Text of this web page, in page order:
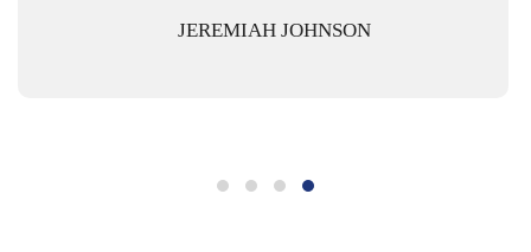
tartott, egészen mostanáig!